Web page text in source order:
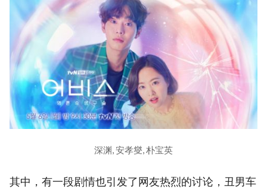
深渊, 安孝燮, 朴宝英
其中，有一段剧情也引发了网友热烈的讨论，丑男车